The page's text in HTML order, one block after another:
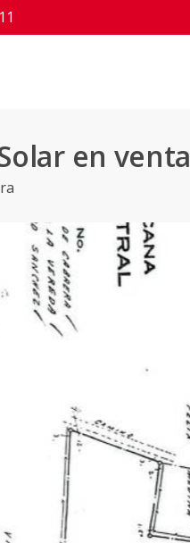
en venta